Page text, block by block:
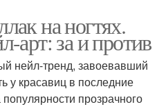
на ногтях.
арт: за и против
нейл-тренд, завоевавший
у красавиц в последние
прозрачного